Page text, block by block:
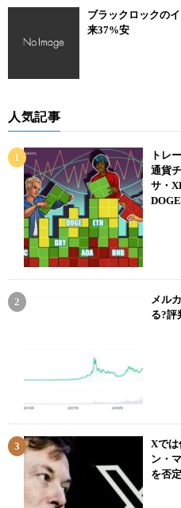
ブラックロックの
来37%安
人気記事
トレ
通貨
サ・
DOGE
メル
る?評
Xでは
ン・
を否定